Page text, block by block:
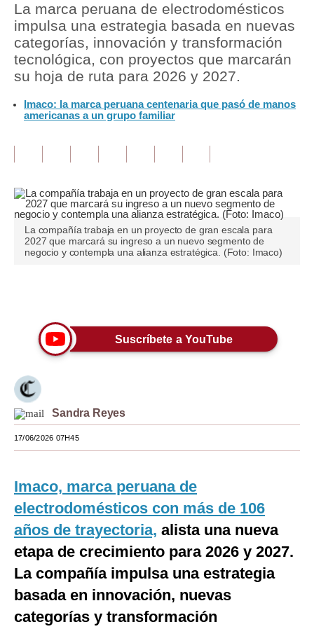
Finanzas Personales
Inmobiliarias
Plus G
Opinión
Blogs
Tendencias
Lujo
Estilos
EEUU
México
Tecnología
Club del Suscriptor
Mix
G de Gestión
Notas Contratadas
La marca peruana de electrodomésticos
impulsa una estrategia basada en nuevas
categorías, innovación y transformación
tecnológica, con proyectos que marcarán
su hoja de ruta para 2026 y 2027.
Imaco: la marca peruana centenaria que pasó de manos
americanas a un grupo familiar
La compañía trabaja en un proyecto de gran escala para
2027 que marcará su ingreso a un nuevo segmento de
negocio y contempla una alianza estratégica. (Foto: Imaco)
Suscríbete a YouTube
Sandra Reyes
17/06/2026 07H45
Imaco, marca peruana de
electrodomésticos con más de 106
años de trayectoria, alista una nueva
etapa de crecimiento para 2026 y 2027.
La compañía impulsa una estrategia
basada en innovación, nuevas
categorías y transformación